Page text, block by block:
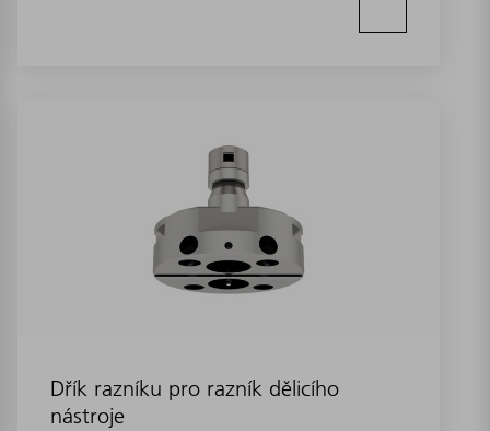
Dřík razníku pro razník dělicího
nástroje